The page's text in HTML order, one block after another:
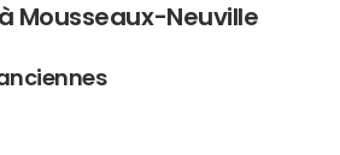
Mousseaux-Neuville